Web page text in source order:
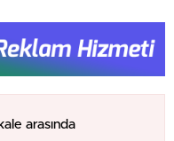
arasında